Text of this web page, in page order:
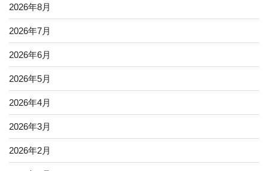
2026年8月
2026年7月
2026年6月
2026年5月
2026年4月
2026年3月
2026年2月